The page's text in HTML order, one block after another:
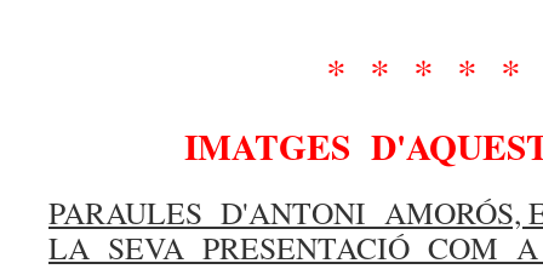
* * * *
IMATGES
PARAULES D'ANTONI
LA SEVA PRESENTACIÓ COM